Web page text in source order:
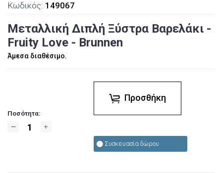
Κωδικός: 149067
Μεταλλική Διπλή Ξύστρα Βαρελάκι -
Fruity Love - Brunnen
Άμεσα διαθέσιμο.
Ποσότητα:
Προσθήκη
Συσκευασία δώρου